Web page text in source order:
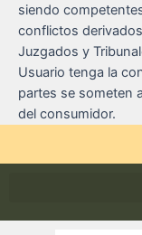
siendo
conflictos
Juzgados y
Usuario tenga la
partes se someten
del consumidor.